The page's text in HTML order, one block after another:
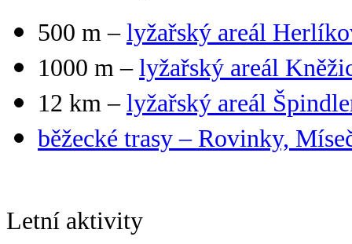
500 m – lyžařský areál
1000 m – lyžařský areál
12 km – lyžařský areál
běžecké trasy – Rovinky,
Letní aktivity